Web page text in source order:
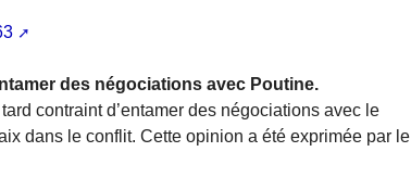
des négociations avec Poutine.
contraint d’entamer des négociations avec le
dans le conflit. Cette opinion a été exprimée par le